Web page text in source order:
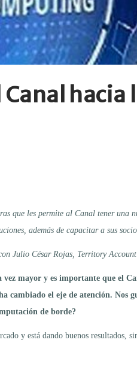
que les permite al Canal tener una
además de capacitar a sus
Julio César Rojas, Territory
mayor y es importante que el
el eje de atención. Nos
de borde?
y está dando buenos resultados,